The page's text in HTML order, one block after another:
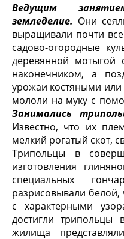
Ведущим
земледелие. Они
выращивали почти
садово-огородные
деревянной
наконечником, а
урожаи костяными
мололи на муку с
Занимались
Изве­стно, что их
мелкий рогатый скот,
Трипольцы в
изготовления
специальных
разрисовывали
с характерными
достигли трипольцы
жилища